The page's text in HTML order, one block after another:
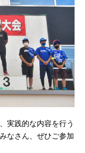
実践的な内容を行う
なさん、ぜひご参加